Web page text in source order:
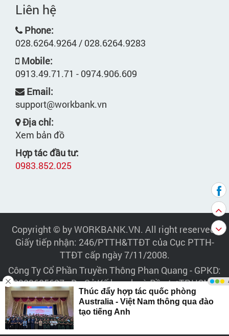
Liên hệ
Phone:
028.6264.9264 / 028.6264.9283
Mobile:
0913.49.71.71 - 0974.906.609
Email:
support@workbank.vn
Địa chỉ:
Xem bản đồ
Hợp tác đầu tư:
0983.852.025
Copyright © by WORKBANK.VN. All right reserved.
Giấy tiếp nhận: 246/PTTH&TTĐT của Cục PTTH-
TTĐT cấp ngày 7/11/2008.
Công Ty Cổ Phần Truyền Thông Phan Quang - GPKD:
0303685627 - Do Sở Kế hoạch và Đầu tư TP.HCM -
Cấp ngày: 10/03/2005
Trụ sở:343/42 Sư Vạn Hạnh, Phường Hòa Hưng, TP.
HCM - Điện thoại: 028.6264.9264 - 028.6264.9283